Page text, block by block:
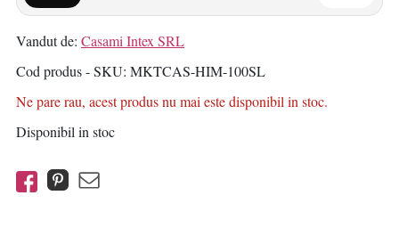
Vandut de: Casami Intex SRL
Cod produs - SKU MKTCAS-HIM-100SL
Ne pare rau, acest produs nu mai este disponibil in stoc.
Disponibil in stoc